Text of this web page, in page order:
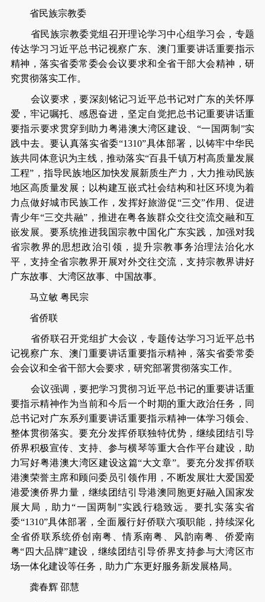
省民族宗教委
省民族宗教委党组召开理论学习中心组学习会，专题
传达学习习近平总书记视察广东、澳门重要讲话重要指示
精神，落实省委常委会会议要求和全省干部大会精神，研
究贯彻落实工作。
会议要求，要深刻铭记习近平总书记对广东的关怀厚
爱，牢记嘱托、感恩奋进，坚定自觉把总书记重要讲话重
要指示要求贯穿到助力粤港澳大湾区建设、“一国两制”实
践中去。要认真落实省委“1310”具体部署，以铸牢中华民
族共同体意识为主线，推动落实“百县千镇万村高质量发展
工程”，指导民族地区加快发展新质生产力，大力推动民族
地区高质量发展；以构建互嵌式社会结构和社区环境为着
力点做好城市民族工作，发挥好旅游促“三交”作用、促进
青少年“三交共融”，推进在粤各族群众交往交流交融和互
嵌发展。要系统推进我国宗教中国化广东实践，加强对我
省宗教界的思想政治引领，提升宗教事务治理法治化水
平，支持全省宗教界开展对外交往交流，支持宗教界讲好
广东故事、大湾区故事、中国故事。
马立敏 粤民宗
省侨联
省侨联召开党组扩大会议，专题传达学习习近平总书
记视察广东、澳门重要讲话重要指示精神，落实省委常委
会会议和全省干部大会要求，研究部署贯彻落实工作。
会议强调，要把学习贯彻习近平总书记的重要讲话重
要指示精神作为当前和今后一个时期的重大政治任务，同
总书记对广东系列重要讲话重要指示精神一体学习领会、
整体贯彻落实。要充分发挥侨联独特优势，继续团结引导
侨界积极宣传、支持、参与横琴等重大合作平台建设，助
力写好粤港澳大湾区建设这篇“大文章”。要充分发挥侨联
港澳荣誉主席和顾问委员引领作用，不断发展壮大爱国爱
港爱澳侨界力量，继续团结引导港澳同胞更好融入国家发
展大局，助力“一国两制”实践行稳致远。要扎实落实省
委“1310”具体部署，全面履行好侨联六项职能，持续深化
全省侨联系统侨创南粤、情系南粤、风韵南粤、侨爱南
粤“四大品牌”建设，继续团结引导侨界支持参与大湾区市
场一体化建设等任务，助力广东更好服务新发展格局。
龚春辉 邵慧